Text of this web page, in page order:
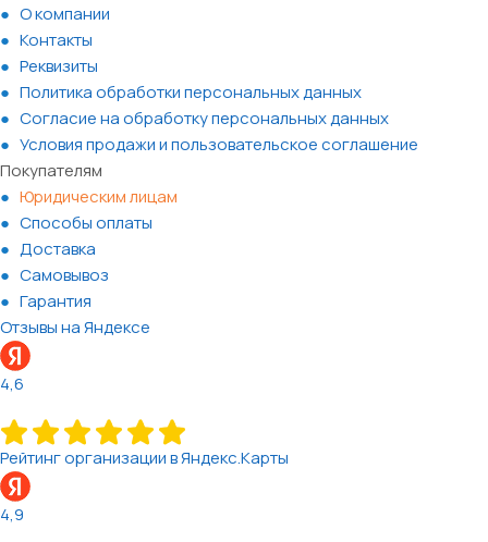
О компании
Контакты
Реквизиты
Политика обработки персональных данных
Согласие на обработку персональных данных
Условия продажи и пользовательское соглашение
Покупателям
Юридическим лицам
Способы оплаты
Доставка
Самовывоз
Гарантия
Отзывы на Яндексе
4,6
Рейтинг организации в Яндекс.Карты
4,9